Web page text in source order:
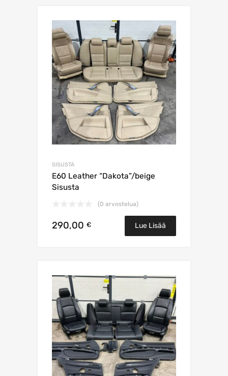
SISUSTA
E60 Leather “Dakota”/beige
Sisusta
(0 arvostelua)
290,00 € Lue Lisää